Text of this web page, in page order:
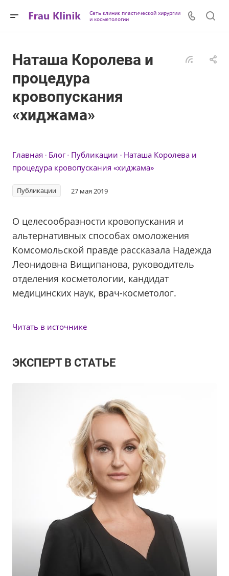
Сеть клиник пластической хирургии
и косметологии
Наташа Королева и
процедура
кровопускания
«хиджама»
Главная Блог Публикации
Наташа Королева и
процедура кровопускания «хиджама»
Публикации 27 мая 2019
О целесообразности кровопускания и
альтернативных способах омоложения
Комсомольской правде рассказала Надежда
Леонидовна Вищипанова, руководитель
отделения косметологии, кандидат
медицинских наук, врач-косметолог.
Читать в источнике
ЭКСПЕРТ В СТАТЬЕ